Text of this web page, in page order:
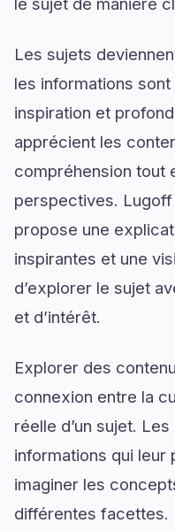
Les sujets
les informations
inspiration et
apprécient les
compréhension tout
perspectives.
propose une
inspirantes et une
d’explorer le sujet
et d’intérêt.
Explorer des
connexion entre la
réelle d’un sujet.
informations qui leur
imaginer les
différentes facettes.